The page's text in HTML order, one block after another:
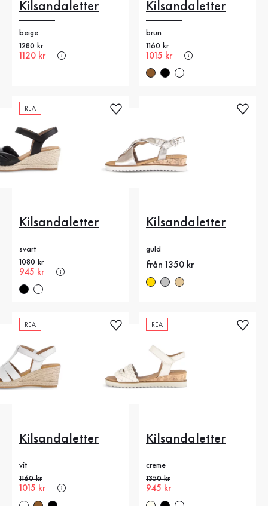
Kilsandaletter
beige
Gammalt pris
1280 kr
Nytt pris
1120 kr
Kilsandaletter
brun
Gammalt pris
1160 kr
Nytt pris
1015 kr
REA
Kilsandaletter
svart
Gammalt pris
1080 kr
Nytt pris
945 kr
Kilsandaletter
guld
Nytt pris
från 1350 kr
REA
Kilsandaletter
vit
Gammalt pris
1160 kr
Nytt pris
1015 kr
REA
Kilsandaletter
creme
Gammalt pris
1350 kr
Nytt pris
945 kr